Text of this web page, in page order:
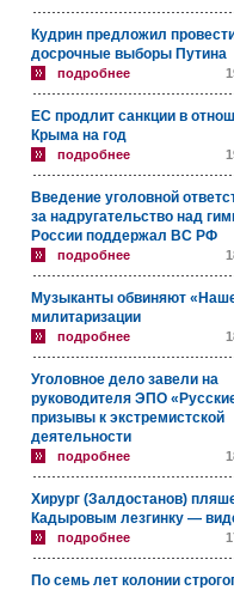
Кудрин предложил
досрочные выборы Путина
подробнее
ЕС продлит санкции в
Крыма на год
подробнее
Введение уголовной
за надругательство над
России поддержал ВС РФ
подробнее
Музыканты обвиняют
милитаризации
подробнее
Уголовное дело завели на
руководителя ЭПО
призывы к экстремистской
деятельности
подробнее
Хирург (Залдостанов)
Кадыровым лезгинку —
подробнее
По семь лет колонии